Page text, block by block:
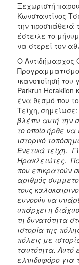
Ξεχωριστή
Κωνσταντίνος
την προσπάθειά
έστειλε το
να στερεί τον
Ο Αντιδήμαρχος
ικανοποίησή
Parkrun Heraklion
ένα θεσμό που
Τείχη, σημείωσε:
βλέπω αυτή την
το οποίο ήρθε
ιστορικό
Ενετικά τείχη.
Ηρακλειώτες.
που επικρατούν
αριθμός
τους
ευνοούν να
υπάρχει η
τη δυνατότητα
ιστορία της
πόλεις με
ταυτότητα. Αυτό
ελπιδοφόρο για